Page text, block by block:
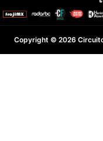
Copyright © 2026